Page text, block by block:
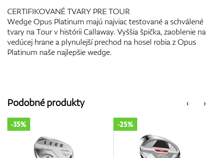
CERTIFIKOVANÉ TVARY PRE TOUR
Wedge Opus Platinum majú najviac testované a schválené
tvary na Tour v histórii Callaway. Vyššia špička, zaoblenie na
vedúcej hrane a plynulejší prechod na hosel robia z Opus
Platinum naše najlepšie wedge.
‹
Podobné produkty ›